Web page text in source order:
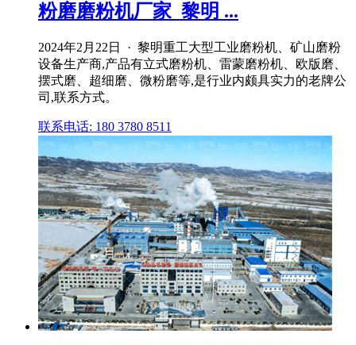
粉磨磨粉机厂家_黎明 ...
2024年2月22日 · 黎明重工大型工业磨粉机、矿山磨粉
设备生产商,产品有立式磨粉机、雷蒙磨粉机、欧版磨、
摆式磨、超细磨、微粉磨等,是行业内颇具实力的老牌公
司,联系方式。
联系电话: 180 3780 8511